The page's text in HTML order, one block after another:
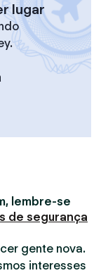
lugar
lembre-se
de segurança
gente nova.
interesses